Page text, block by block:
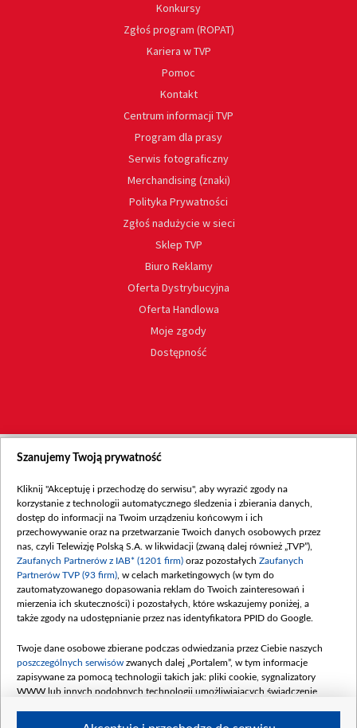
Konkursy
Zgłoś program (ROPAT)
Kariera w TVP
Pomoc
Kontakt
Centrum informacji TVP
Program dla prasy
Serwis fotograficzny
Merchandising (znaki)
Polityka Prywatności
Zgłoś nadużycie w sieci
Sklep TVP
Biuro Reklamy
Oferta Dystrybucyjna
Oferta Handlowa
Moje zgody
Dostępność
Szanujemy Twoją prywatność
Kliknij "Akceptuję i przechodzę do serwisu", aby wyrazić zgody na
korzystanie z technologii automatycznego śledzenia i zbierania danych,
dostęp do informacji na Twoim urządzeniu końcowym i ich
przechowywanie oraz na przetwarzanie Twoich danych osobowych przez
nas, czyli Telewizję Polską S.A. w likwidacji (zwaną dalej również „TVP”),
Zaufanych Partnerów z IAB* (1201 firm) oraz pozostałych Zaufanych
Partnerów TVP (93 firm) , w celach marketingowych (w tym do
zautomatyzowanego dopasowania reklam do Twoich zainteresowań i
mierzenia ich skuteczności) i pozostałych, które wskazujemy poniżej, a
także zgody na udostępnianie przez nas identyfikatora PPID do Google.
Twoje dane osobowe zbierane podczas odwiedzania przez Ciebie naszych
poszczególnych serwisów zwanych dalej „Portalem”, w tym informacje
zapisywane za pomocą technologii takich jak: pliki cookie, sygnalizatory
WWW lub innych podobnych technologii umożliwiających świadczenie